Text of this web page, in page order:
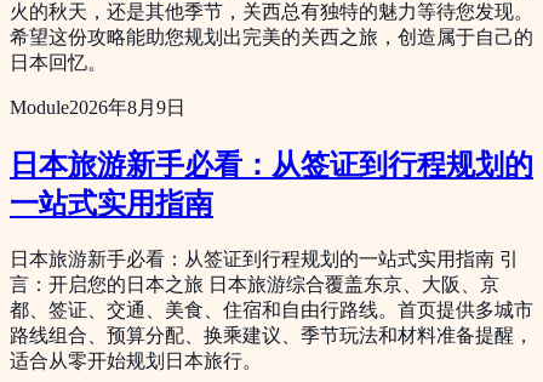
火的秋天，还是其他季节，关西总有独特的魅力等待您发现。
希望这份攻略能助您规划出完美的关西之旅，创造属于自己的
日本回忆。
Module2026年8月9日
日本旅游新手必看：从签证到行程规划的
一站式实用指南
日本旅游新手必看：从签证到行程规划的一站式实用指南 引
言：开启您的日本之旅 日本旅游综合覆盖东京、大阪、京
都、签证、交通、美食、住宿和自由行路线。首页提供多城市
路线组合、预算分配、换乘建议、季节玩法和材料准备提醒，
适合从零开始规划日本旅行。